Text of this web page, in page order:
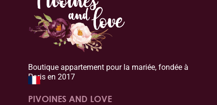
Boutique appartement pour la mariée, fondée à
Paris en 2017
PIVOINES AND LOVE